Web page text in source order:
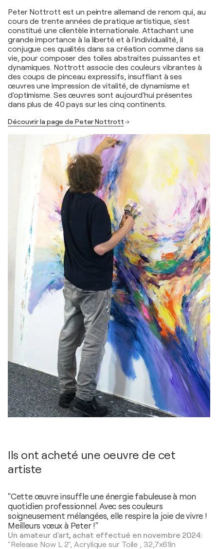
Peter Nottrott est un peintre allemand de renom qui, au
cours de trente années de pratique artistique, s'est
constitué une clientèle internationale. Attachant une
grande importance à la liberté et à l'individualité, il
conjugue ces qualités dans sa création comme dans sa
vie, pour composer des toiles abstraites puissantes et
dynamiques. Nottrott associe des couleurs vibrantes à
des coups de pinceau expressifs, insufflant à ses
œuvres une impression de vitalité, de dynamisme et
d'optimisme. Ses œuvres sont aujourd'hui présentes
dans plus de 40 pays sur les cinq continents.
Découvrir la page de Peter Nottrott
Ils ont acheté une oeuvre de cet
artiste
"Cette œuvre insuffle une énergie fabuleuse à mon
quotidien professionnel. Avec ses couleurs
soigneusement mélangées, elle respire la joie de vivre !
Meilleurs vœux à Peter !"
Un amateur d'art, achat effectué en novembre 2024:
"Release Now L 2",Acrylique sur Toile , 32,7x61in